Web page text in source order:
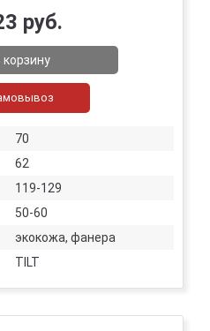
руб.
корзину
70
62
119-129
50-60
экокожа, фанера
TILT